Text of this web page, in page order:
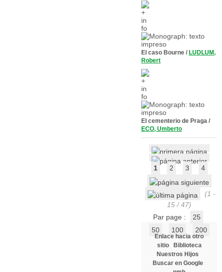
El caso Bourne / LUDLUM,
Robert
El cementerio de Praga /
ECO, Umberto
1 2 3 4
(1 -
15 / 47)
Par page :
25
50
100 200
Enlace hacia otro
sitio
Biblioteca
Nuestros Hijos
Buscar en Google